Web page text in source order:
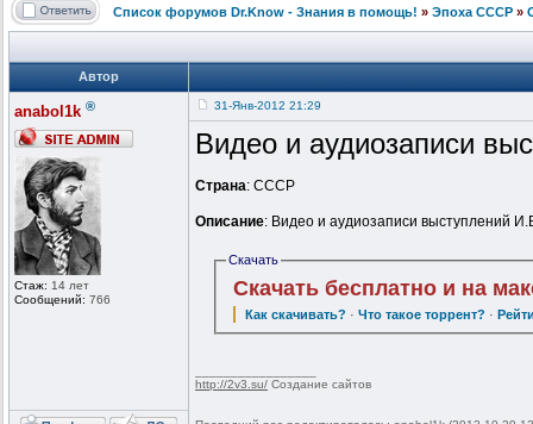
Список форумов Dr.Know - Знания в помощь! » Эпоха СССР »
Автор
anabol1k ®
Стаж: 14 лет
Сообщений: 766
31-Янв-2012 21:29
Видео и аудиозаписи
Страна: СССР
Описание: Видео и аудиозаписи выступлений
Скачать
Скачать бесплатно и на
Как скачивать? ·Что такое торрент? ·
http://2v3.su/ Создание сайтов